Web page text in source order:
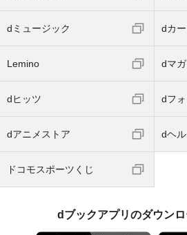
dミュージック dカ
Lemino dマ
dヒッツ dフォ
dアニメストア dヘ
ドコモスポーツくじ
dブックアプリのダウン